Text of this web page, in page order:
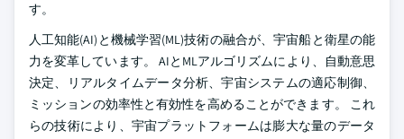
す。
人工知能(AI)と機械学習(ML)技術の融合が、宇宙船と衛星の能
力を変革しています。 AIとMLアルゴリズムにより、自動意思
決定、リアルタイムデータ分析、宇宙システムの適応制御、
ミッションの効率性と有効性を高めることができます。 これ
らの技術により、宇宙プラットフォームは膨大な量のデータ